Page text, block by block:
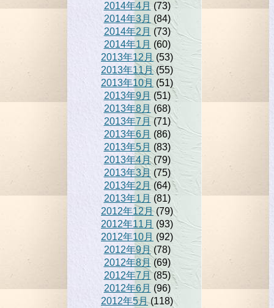
2014年4月(73)
2014年3月 (84)
2014年2月 (73)
2014年1月 (60)
2013年12月 (53)
2013年11月(55)
2013年10月 (51)
2013年9月 (51)
2013年8月 (68)
2013年7月 (71)
2013年6月 (86)
2013年5月 (83)
2013年4月(79)
2013年3月(75)
2013年2月 (64)
2013年1月(81)
2012年12月 (79)
2012年11月 (93)
2012年10月 (92)
2012年9月(78)
2012年8月(69)
2012年7月(85)
2012年6月(96)
2012年5月(118)